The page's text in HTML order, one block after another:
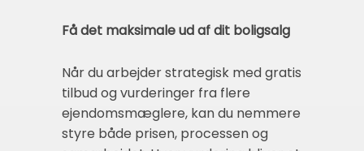
Få det maksimale ud af dit boligsalg
Når du arbejder strategisk med gratis
tilbud og vurderinger fra flere
ejendomsmæglere, kan du nemmere
styre både prisen, processen og